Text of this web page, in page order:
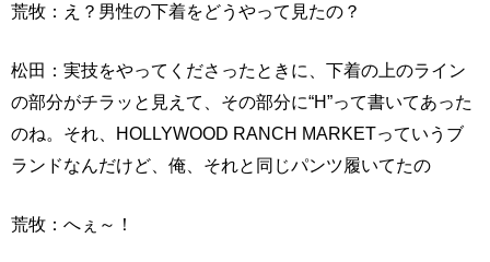
荒牧：え？男性の下着をどうやって見たの？
松田：実技をやってくださったときに、下着の上のライン
の部分がチラッと見えて、その部分に“H”って書いてあった
のね。それ、HOLLYWOOD RANCH MARKETっていうブ
ランドなんだけど、俺、それと同じパンツ履いてたの
荒牧：へぇ～！